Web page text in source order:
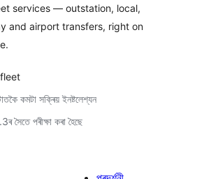
services — outstation, local,
and airport transfers, right on
কমটা সক্ৰিয় ইনষ্টলেশ্যন
সৈতে পৰীক্ষা কৰা হৈছে